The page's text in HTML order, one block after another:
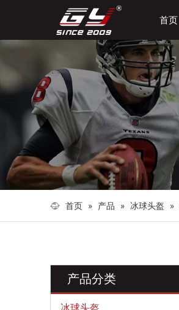
首页
首页 » 产品 » 冰球头盔 »
产品分类